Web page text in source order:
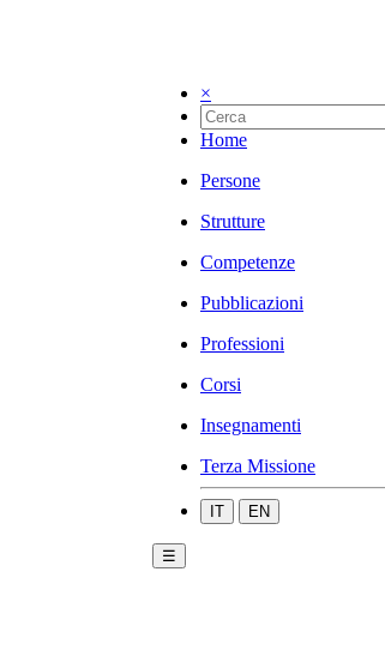
×
Home
Persone
Strutture
Competenze
Pubblicazioni
Professioni
Corsi
Insegnamenti
Terza Missione
IT EN
☰